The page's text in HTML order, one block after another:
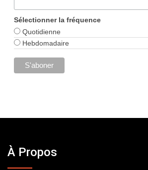
Sélectionner la fréquence
Quotidienne
Hebdomadaire
À Propos